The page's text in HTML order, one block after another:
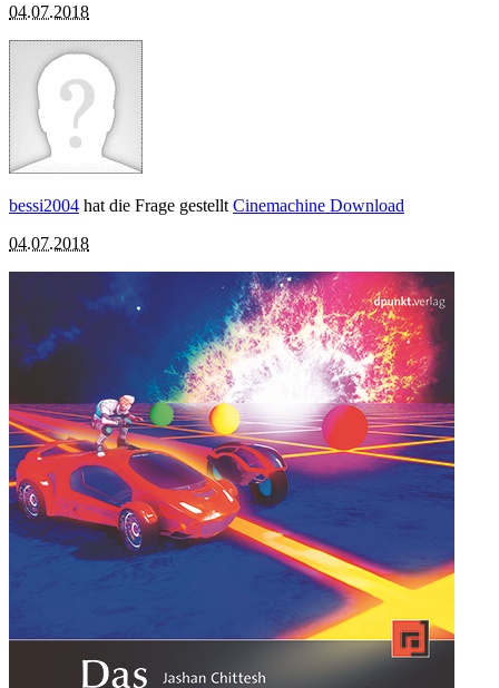
04.07.2018
bessi2004 hat die Frage gestellt Cinemachine Download
04.07.2018